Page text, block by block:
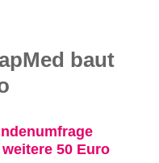
baut
50 Euro